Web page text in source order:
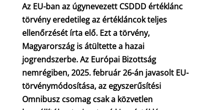
Az EU-ban az úgynevezett CSDDD értéklánc
törvény eredetileg az értékláncok teljes
ellenőrzését írta elő. Ezt a törvény,
Magyarország is átültette a hazai
jogrendszerbe. Az Európai Bizottság
nemrégiben, 2025. február 26-án javasolt EU-
törvénymódosítása, az egyszerűsítési
Omnibusz csomag csak a közvetlen